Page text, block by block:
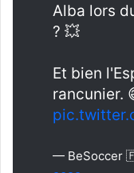
Alba lors
? 💥
Et bien
rancunier.
— BeSoccer